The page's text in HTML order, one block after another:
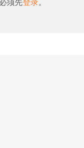
须先登录。